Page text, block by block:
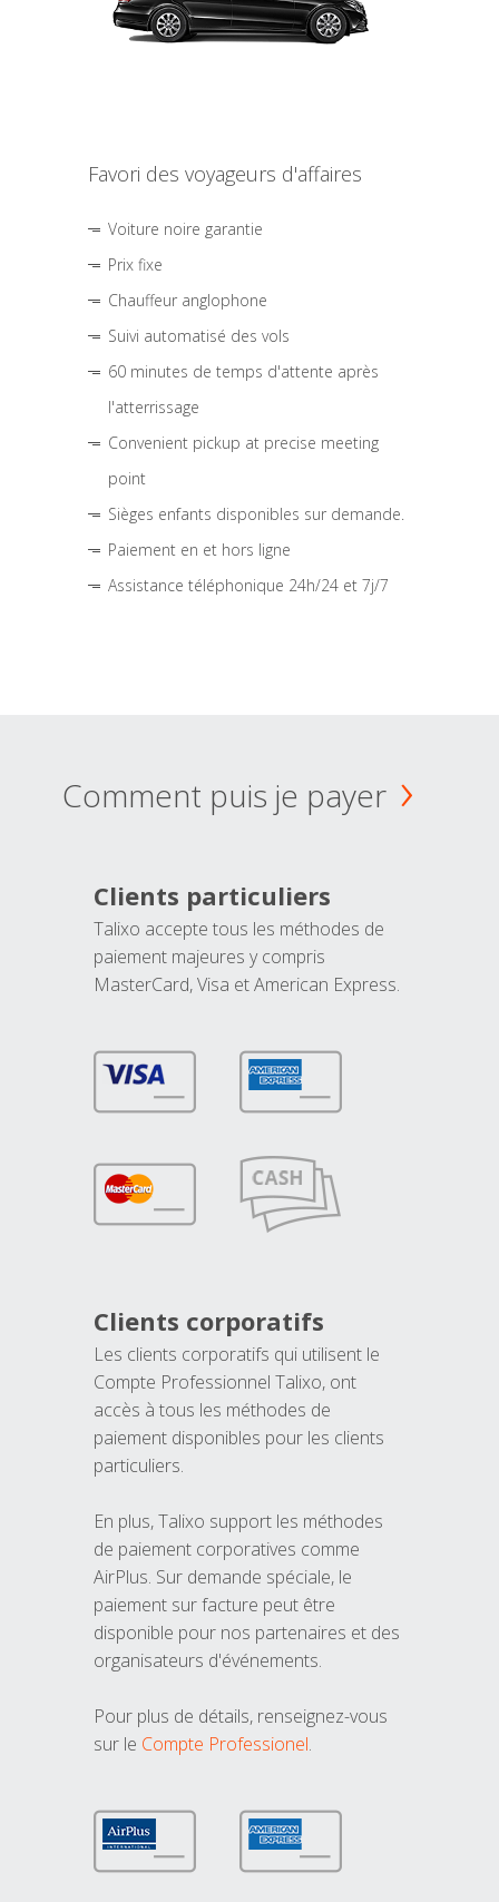
Favori des voyageurs d'affaires
Voiture noire garantie
Prix fixe
Chauffeur anglophone
Suivi automatisé des vols
60 minutes de temps d'attente après
l'atterrissage
Convenient pickup at precise meeting
point
Sièges enfants disponibles sur demande.
Paiement en et hors ligne
Assistance téléphonique 24h/24 et 7j/7
Comment puis je payer
Clients particuliers
Talixo accepte tous les méthodes de
paiement majeures y compris
MasterCard, Visa et American Express.
Clients corporatifs
Les clients corporatifs qui utilisent le
Compte Professionnel Talixo, ont
accès à tous les méthodes de
paiement disponibles pour les clients
particuliers.
En plus, Talixo support les méthodes
de paiement corporatives comme
AirPlus. Sur demande spéciale, le
paiement sur facture peut être
disponible pour nos partenaires et des
organisateurs d'événements.
Pour plus de détails, renseignez-vous
sur le Compte Professionel.